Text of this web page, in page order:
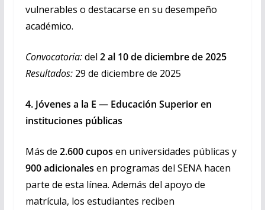
vulnerables o destacarse en su desempeño
académico.
Convocatoria:del 2 al 10 de diciembre de 2025
Resultados:29 de diciembre de 2025
4. Jóvenes a la E — Educación Superior en
instituciones públicas
Más de 2.600 cupos en universidades públicas y
900 adicionales en programas del SENA hacen
parte de esta línea. Además del apoyo de
matrícula, los estudiantes reciben